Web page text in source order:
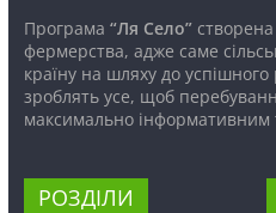
Програма “Ля Село”створена
фермерства, адже саме
країну на шляху до
зроблять усе, щоб
максимально інформативним
РОЗДІЛИ